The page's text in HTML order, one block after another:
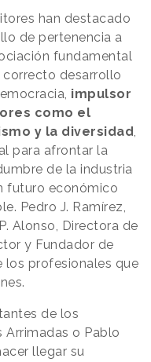
han destacado
de pertenencia a
fundamental
correcto desarrollo
impulsor
como el
y la diversidad,
para afrontar la
de la industria
futuro económico
Pedro J. Ramírez,
Alonso, Directora de
y Fundador de
los profesionales que
de los
Arrimadas o Pablo
llegar su